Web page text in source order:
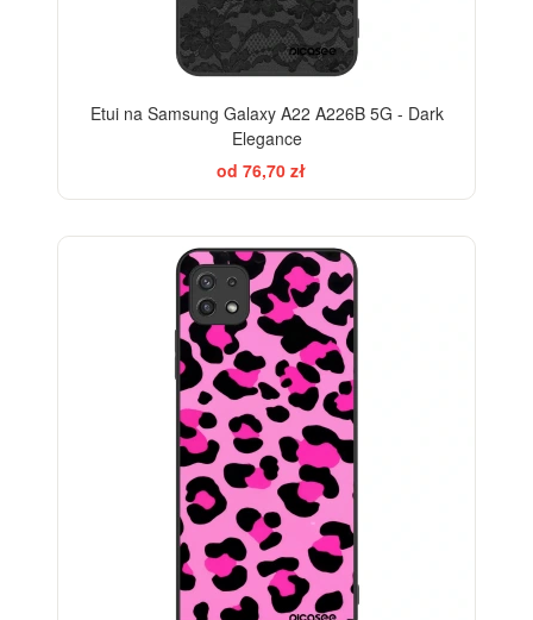
Etui na Samsung Galaxy A22 A226B 5G - Dark
Elegance
od 76,70 zł